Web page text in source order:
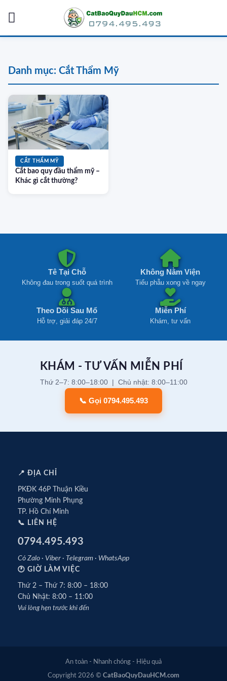
Danh mục: Cắt Thẩm Mỹ
CẮT THẨM MỸ
Cắt bao quy đầu thẩm mỹ –
Khác gì cắt thường?
Tê Tại Chỗ
Không đau trong suốt quá trình
Không Nằm Viện
Tiểu phẫu xong về ngay
Theo Dõi Sau Mổ
Hỗ trợ, giải đáp 24/7
Miễn Phí
Khám, tư vấn
KHÁM - TƯ VẤN MIỄN PHÍ
Thứ 2–7: 8:00–18:00 | Chủ nhật: 8:00–11:00
📞 Gọi 0794.495.493
📍 ĐỊA CHỈ
PKĐK 46P Thuận Kiều
Phường Minh Phụng
TP. Hồ Chí Minh
📞 LIÊN HỆ
0794.495.493
Có Zalo · Viber · Telegram · WhatsApp
🕐 GIỜ LÀM VIỆC
Thứ 2 – Thứ 7: 8:00 – 18:00
Chủ Nhật: 8:00 – 11:00
Vui lòng hẹn trước khi đến
An toàn - Nhanh chóng - Hiệu quả
Copyright 2026 © CatBaoQuyDauHCM.com